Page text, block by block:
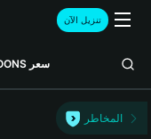
تنزيل الآن
سعر
المخاطر